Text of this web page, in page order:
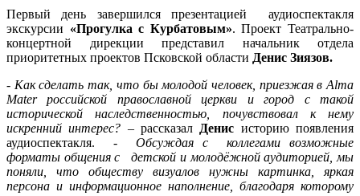
Первый день завершился презентацией аудиоспектакля
экскурсии «Прогулка с Курбатовым». Проект Театрально-
концертной дирекции представил начальник отдела
приоритетных проектов Псковской области Денис Зиязов.
- Как сделать так, что бы молодой человек, приезжая в Alma
Mater российской православной церкви и город с такой
исторической наследственностью, почувствовал к нему
искренний интерес? – рассказал Денис историю появления
аудиоспектакля. - Обсуждая с коллегами возможные
форматы общения с детской и молодёжной аудиторией, мы
поняли, что обществу визуалов нужны картинка, яркая
персона и информационное наполнение, благодаря которому